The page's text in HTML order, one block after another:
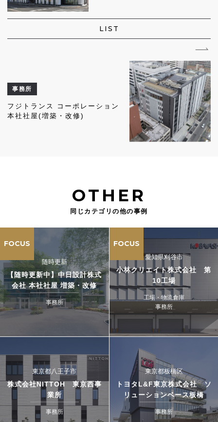
LIST
事務所
フジトランス コーポレーション
本社社屋(増築・改修)
OTHER
同じカテゴリの他の事例
FOCUS
随時更新
【随時更新中】中日設計株式
会社 本社社屋 増築・改修
事務所
FOCUS
愛知県刈谷市
小林クリエイト株式会社 第
10工場
工場・物流倉庫
事務所
東京都八王子市
株式会社NITTOH 東京西事
業所
事務所
東京都板橋区
トヨタL&F東京株式会社 ソ
リューションベース板橋
事務所